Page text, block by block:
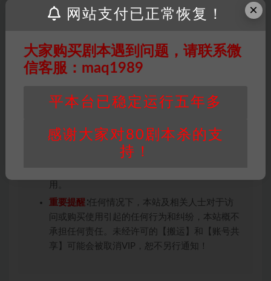
投稿+个人整理而来，仅供学习研究使用，请勿
用于商业用途!任何人访问、浏览本站，购买或
条约约束，并遵守所有适用的法律法规。
版权归属：本站提供的任何剧本杀资源内容的版
件通知并提供相关证实资料至邮箱
448271243@qq.com，如若情况属实，我们将
积分说明 ∶剧本杀下载所需积分非剧本杀资源自
身价值，本站积分为本站收取的赞助费，用于本
用。
重要提醒 ∶任何情况下，本站及相关人士对于访
问或购买使用引起的任何行为和纠纷，本站概不
承担任何责任。未经许可的【搬运】和【账号共
享】可能会被取消VIP，恕不另行通知！
×
网站支付已正常恢复！
大家购买剧本遇到问题，请联系微
信客服：maq1989
平本台已稳定运行五年多
感谢大家对80剧本杀的支
持！